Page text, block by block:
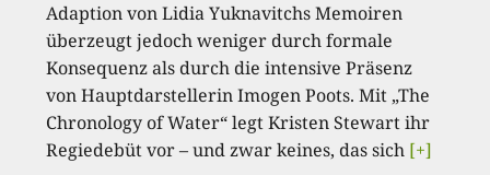
Adaption von Lidia Yuknavitchs Memoiren
überzeugt jedoch weniger durch formale
Konsequenz als durch die intensive Präsenz
von Hauptdarstellerin Imogen Poots. Mit „The
Chronology of Water“ legt Kristen Stewart ihr
Regiedebüt vor – und zwar keines, das sich [+]